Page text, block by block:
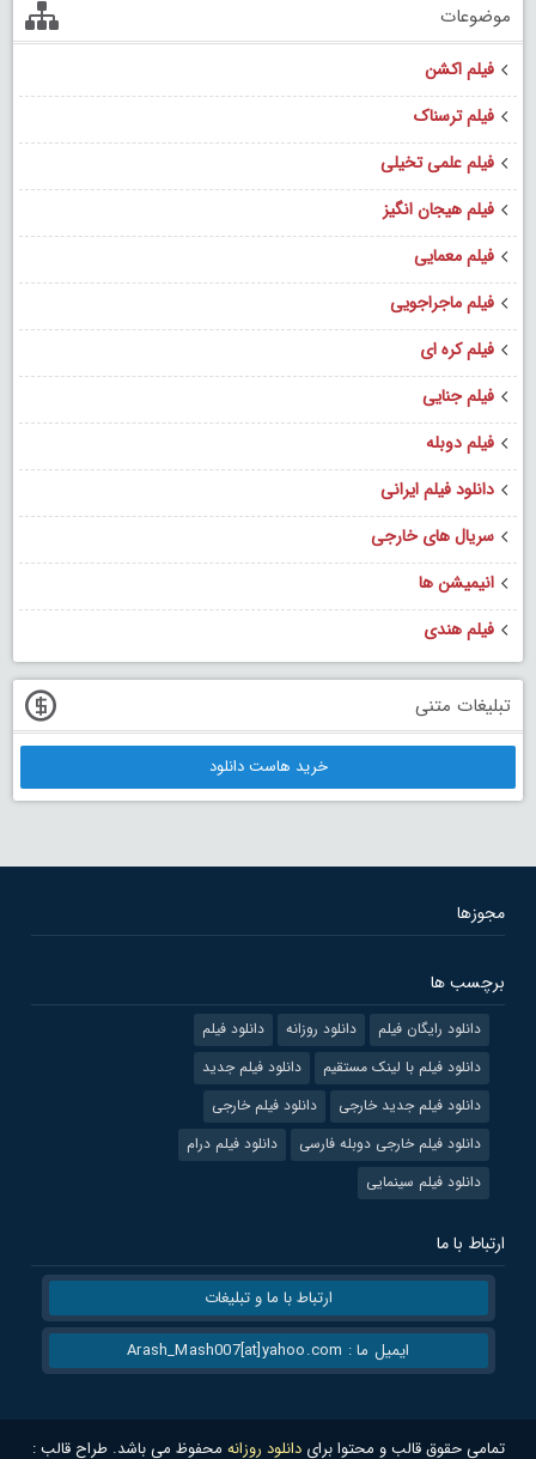
موضوعات
فیلم اکشن
فیلم ترسناک
فیلم علمی تخیلی
فیلم هیجان انگیز
فیلم معمایی
فیلم ماجراجویی
فیلم کره ای
فیلم جنایی
فیلم دوبله
دانلود فیلم ایرانی
سریال های خارجی
انیمیشن ها
فیلم هندی
تبلیغات متنی
خرید هاست دانلود
مجوزها
برچسب ها
دانلود رایگان فیلم دانلود روزانه
دانلود فیلم
دانلود فیلم با لینک مستقیم
دانلود فیلم جدید
دانلود فیلم جدید خارجی
دانلود فیلم خارجی
دانلود فیلم خارجی دوبله فارسی
دانلود فیلم درام
دانلود فیلم سینمایی
ارتباط با ما
ارتباط با ما و تبلیغات
ایمیل ما : Arash_Mash007[at]yahoo.com
تمامی حقوق قالب و محتوا برایدانلود روزانه محفوظ می باشد. طراح قالب :